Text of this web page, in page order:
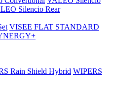
Silencio Rear
VISEE FLAT STANDARD
Rain Shield Hybrid WIPERS